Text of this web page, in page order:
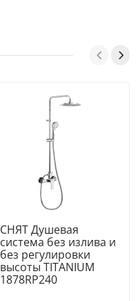
СНЯТ Душевая
система без излива и
без регулировки
высоты TITANIUM
1878RP240